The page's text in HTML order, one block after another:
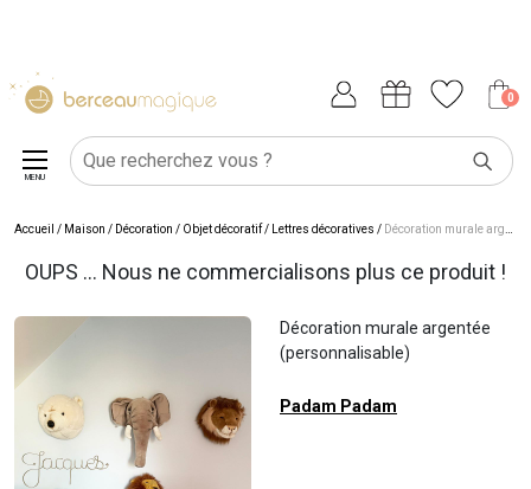
0
MENU
Accueil / Maison / Décoration / Objet décoratif/ Lettres décoratives / Décoration murale argentée (personnalisable)
OUPS ... Nous ne commercialisons plus ce produit !
Décoration murale argentée
(personnalisable)
Padam Padam